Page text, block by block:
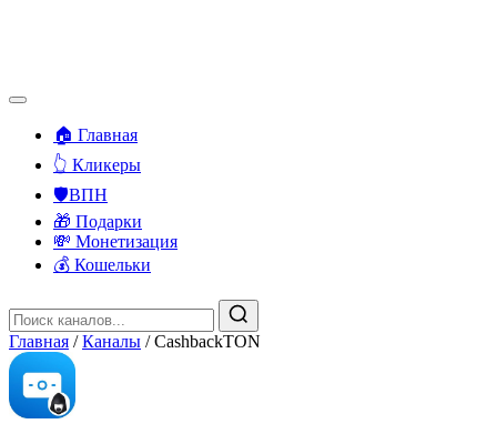
🏠 Главная
👆 Кликеры
🛡️ВПН
🎁 Подарки
💸 Монетизация
💰 Кошельки
Главная / Каналы / CashbackTON